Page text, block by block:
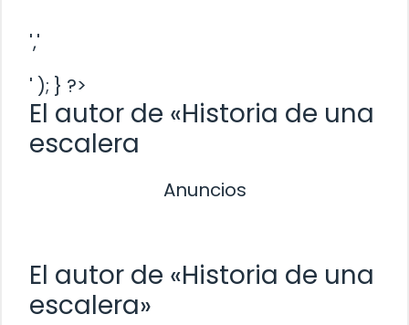
','
' ); } ?>
El autor de «Historia de una
escalera
Anuncios
El autor de «Historia de una
escalera»